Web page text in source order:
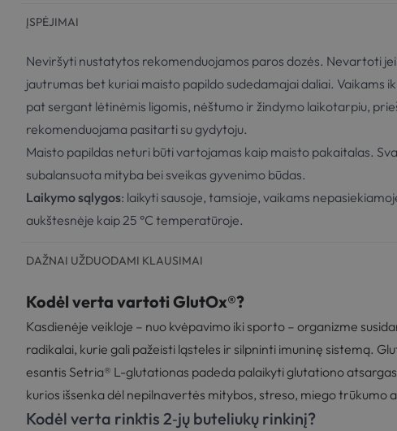
ĮSPĖJIMAI
Neviršyti nustatytos rekomenduojamos paros dozės. Nevartoti
jautrumas bet kuriai maisto papildo sudedamajai daliai. Vaikams
pat sergant lėtinėmis ligomis, nėštumo ir žindymo laikotarpiu,
rekomenduojama pasitarti su gydytoju.
Maisto papildas neturi būti vartojamas kaip maisto pakaitalas.
subalansuota mityba bei sveikas gyvenimo būdas.
Laikymo sąlygos: laikyti sausoje, tamsioje, vaikams
aukštesnėje kaip 25 °C temperatūroje.
DAŽNAI UŽDUODAMI KLAUSIMAI
Kodėl verta vartoti GlutOx®?
Kasdienėje veikloje – nuo kvėpavimo iki sporto – organizme
radikalai, kurie gali pažeisti ląsteles ir silpninti imuninę sistemą.
esantis Setria® L-glutationas padeda palaikyti glutationo
kurios išsenka dėl nepilnavertės mitybos, streso, miego trūkumo
Kodėl verta rinktis 2‑jų buteliukų rinkinį?